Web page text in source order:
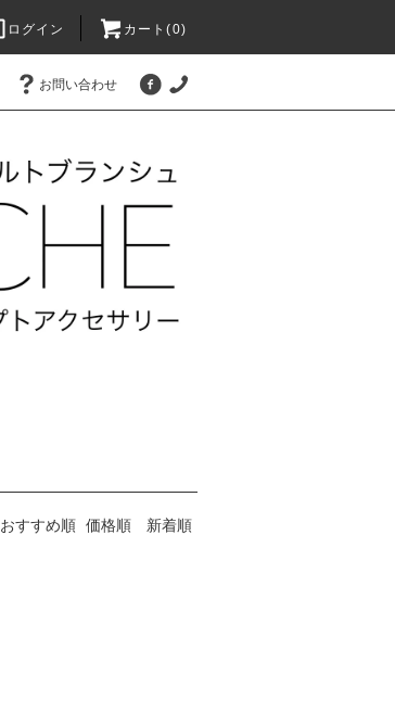
ログイン カート(0)
お問い合わせ
おすすめ順 価格順 新着順